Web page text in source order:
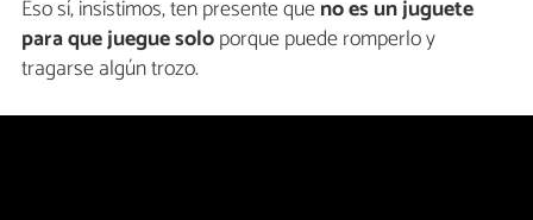
Eso sí, insistimos, ten presente queno es un juguete
para que juegue soloporque puede romperlo y
tragarse algún trozo.